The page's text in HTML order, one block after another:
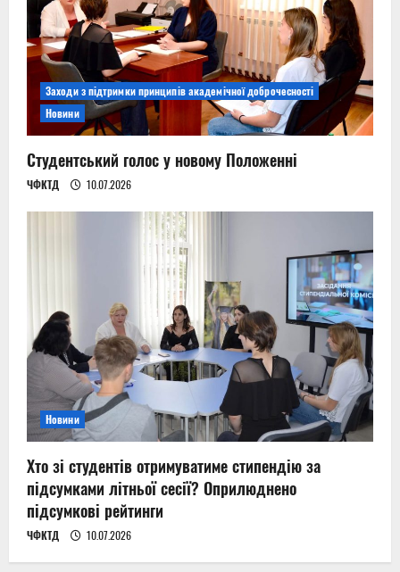
Заходи з підтримки принципів академічної доброчесності
Новини
Студентський голос у новому Положенні
ЧФКТД 10.07.2026
Новини
Хто зі студентів отримуватиме стипендію за
підсумками літньої сесії? Оприлюднено
підсумкові рейтинги
ЧФКТД 10.07.2026